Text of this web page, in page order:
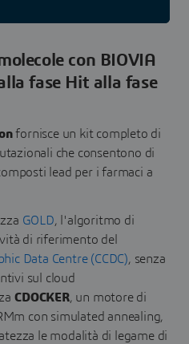
con BIOVIA
fase Hit alla fase
fornisce un kit completo di
che consentono di
lead per i farmaci a
GOLD, l'algoritmo di
di riferimento del
Data Centre (CCDC), senza
sul cloud
CDOCKER, un motore di
con simulated annealing,
le modalità di legame di